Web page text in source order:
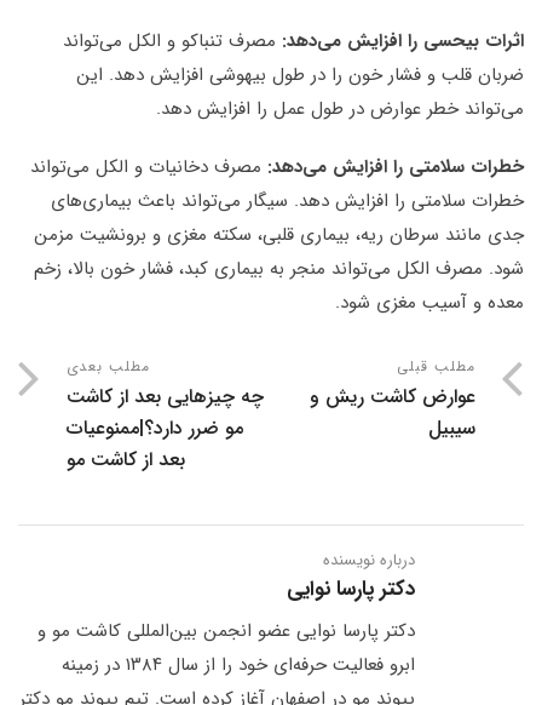
اثرات بیحسی را افزایش می‌دهد: مصرف تنباکو و الکل می‌تواند
ضربان قلب و فشار خون را در طول بیهوشی افزایش دهد. این
می‌تواند خطر عوارض در طول عمل را افزایش دهد.
خطرات سلامتی را افزایش می‌دهد: مصرف دخانیات و الکل می‌تواند
خطرات سلامتی را افزایش دهد. سیگار می‌تواند باعث بیماری‌های
جدی مانند سرطان ریه، بیماری قلبی، سکته مغزی و برونشیت مزمن
شود. مصرف الکل می‌تواند منجر به بیماری کبد، فشار خون بالا، زخم
معده و آسیب مغزی شود.
مطلب قبلی
عوارض کاشت ریش و
سیبیل
مطلب بعدی
چه چیزهایی بعد از کاشت
مو ضرر دارد؟|ممنوعیات
بعد از کاشت مو
درباره نویسنده
دکتر پارسا نوایی
دکتر پارسا نوایی عضو انجمن بین‌المللی کاشت مو و
ابرو فعالیت حرفه‌ای خود را از سال ۱۳۸۴ در زمینه